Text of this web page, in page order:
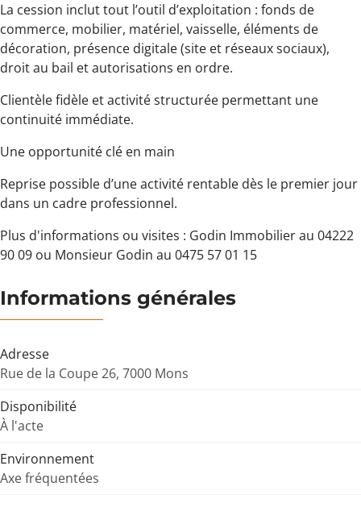
La cession inclut tout l’outil d’exploitation : fonds de
commerce, mobilier, matériel, vaisselle, éléments de
décoration, présence digitale (site et réseaux sociaux),
droit au bail et autorisations en ordre.
Clientèle fidèle et activité structurée permettant une
continuité immédiate.
Une opportunité clé en main
Reprise possible d’une activité rentable dès le premier jour
dans un cadre professionnel.
Plus d'informations ou visites : Godin Immobilier au 04222
90 09 ou Monsieur Godin au 0475 57 01 15
Informations générales
Adresse
Rue de la Coupe 26, 7000 Mons
Disponibilité
À l'acte
Environnement
Axe fréquentées